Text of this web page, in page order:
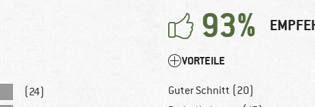
93%
(24)
VORTEILE
Guter Schnitt (20)